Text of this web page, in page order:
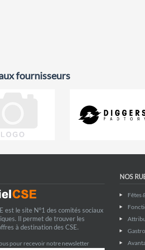
fournisseurs
est le site N°1 des comités sociaux
Il permet de trouver les
à destination des CSE.
pour recevoir notre newsletter
NOS
Fêtes